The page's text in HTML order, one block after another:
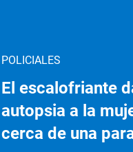
POLICIALES
El escalofriante
autopsia a la
cerca de una